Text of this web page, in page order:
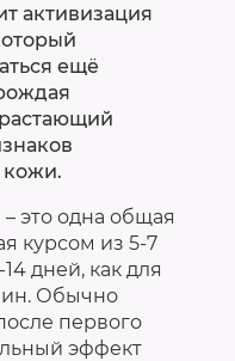
активизация
ещё
кожи.
это одна общая
курсом из 5-7
дней, как для
Обычно
первого
эффект